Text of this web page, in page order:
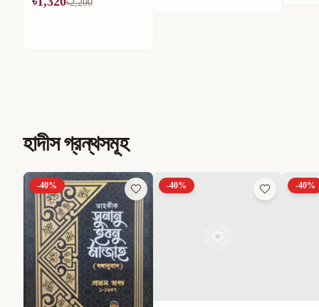
৳2,200
হাদীস গ্রন্থসমূহ
-40% -40% -40%